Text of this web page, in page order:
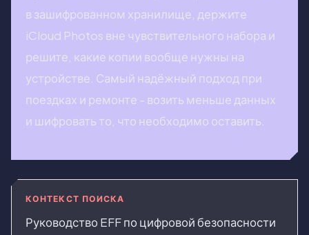
в зашифрованном хранилище, держите
iCloud Photos вне чувствительного набора и
решите, какие копии вообще нужны на
устройстве. Самый надёжный подход при
поездках и ремонте - возить меньше данных
и шифровать то, что необходимо оставить.
КОНТЕКСТ ПОИСКА
Руководство EFF по цифровой безопасности